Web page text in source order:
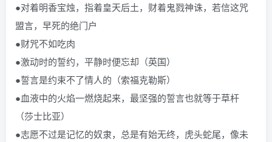
●对着明香宝烛，指着皇天后土，财着鬼戮神诛，若信这咒
盟言，早死的绝门户
●财咒不如吃肉
●激动时的誓约，平静时便忘却（英国）
●誓言是约束不了情人的（索福克勒斯）
●血液中的火焰一燃烧起来，最坚强的誓言也就等于草杆
（莎士比亚）
●志愿不过是记忆的奴隶，总是有始无终，虎头蛇尾，像未